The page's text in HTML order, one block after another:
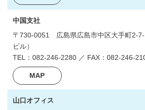
中国支社
〒730-0051 広島県広島市中区大手町2-
ビル）
TEL：082-246-2280 ／ FAX：082-246-
MAP
山口オフィス